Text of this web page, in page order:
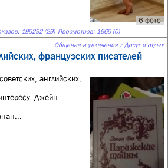
6 фото
195292 (29) Просмотров: 1665 (0)
Общение и увлечения / Досуг и отдых
французских писателей
английских,
Джейн